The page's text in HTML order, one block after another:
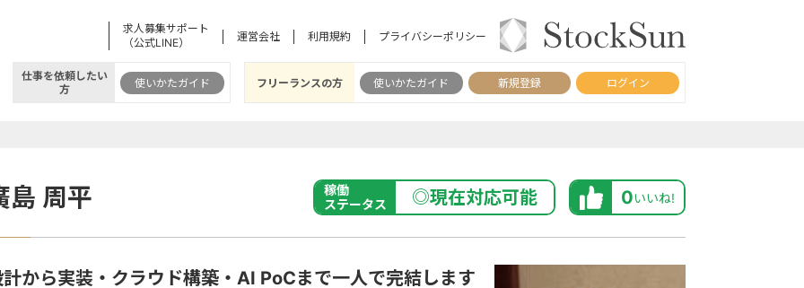
求人募集サポート
（公式LINE）
運営会社 利用規約 プライバシーポリシー
仕事を依頼したい
方
使いかたガイド フリーランスの方 使いかたガイド 新規登録 ログイン
島 周平
稼働
ステータス
◎現在対応可能 0いいね!
から実装・クラウド構築・AI PoCまで一人で完結します